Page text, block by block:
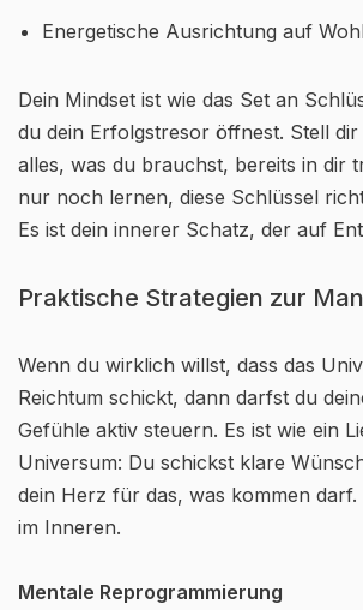
Energetische Ausrichtung auf
Dein Mindset ist wie das Set an
du dein Erfolgstresor öffnest. Stell
alles, was du brauchst, bereits in dir
nur noch lernen, diese Schlüssel
Es ist dein innerer Schatz, der auf
Praktische Strategien zur
Wenn du wirklich willst, dass das
Reichtum schickt, dann darfst du
Gefühle aktiv steuern. Es ist wie ein
Universum: Du schickst klare
dein Herz für das, was kommen darf.
im Inneren.
Mentale Reprogrammierung